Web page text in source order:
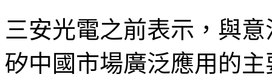
三安光電之前表示，與
矽中國市場廣泛應用的